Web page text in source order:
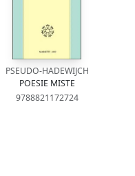
PSEUDO-HADEWIJCH
POESIE MISTE
9788821172724